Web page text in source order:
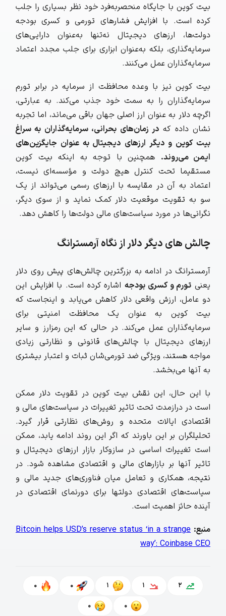
بیت‌ کوین با جایگاه منحصربه‌فرد خود نظر بسیاری را جلب
کرده است. با افزایش فشارهای تورمی و کسری بودجه
دولت‌ها، ارزهای دیجیتال نه‌تنها به‌عنوان دارایی‌های
سرمایه‌گذاری، بلکه به‌عنوان ابزاری برای جلب مجدد اعتماد
سرمایه‌گذاران عمل می‌کنند.
بیت‌ کوین نیز با وعده محافظت از سرمایه در برابر تورم
سرمایه‌گذاران را به سمت خود جذب می‌کند. به عبارتی،
اگرچه دلار به عنوان ارز اصلی جهان باقی می‌ماند، اما تجربه
نشان داده کهدر زمان‌های بحرانی، سرمایه‌گذاران به سراغ
بیت‌ کوین و دیگر ارزهای دیجیتال به عنوان جایگزین‌های
ایمن می‌روند. همچنین با توجه به اینکه بیت‌ کوین
مستقیما تحت کنترل هیچ دولت و مؤسسه‌ای نیست،
اعتماد به آن در مقایسه با ارزهای رسمی می‌تواند از یک
سو به تقویت موقعیت دلار کمک نماید و از سوی دیگر،
نگرانی‌ها در مورد سیاست‌های مالی دولت‌ها را کاهش دهد.
چالش های دیگر دلار از نگاه آرمسترانگ
آرمسترانگ در ادامه به بزرگترین چالش‌های پیش روی دلار
یعنی تورم و کسری بودجهاشاره کرده است. با افزایش این
دو عامل، ارزش واقعی دلار کاهش می‌یابد و اینجاست که
بیت‌ کوین به عنوان یک محافظت امنیتی برای
سرمایه‌گذاران عمل می‌کند. در حالی که این رمزارز و سایر
ارزهای دیجیتال با چالش‌های قانونی و نظارتی زیادی
مواجه هستند، ویژگی ضد تورمی‌شان ثبات و اعتبار بیشتری
به آنها می‌بخشد.
با این حال، این نقش بیت‌ کوین در تقویت دلار ممکن
است در درازمدت تحت تاثیر تغییرات در سیاست‌های مالی و
اقتصادی ایالات متحده و روش‌های نظارتی قرار گیرد.
تحلیلگران بر این باورند که اگر این روند ادامه یابد، ممکن
است تغییرات اساسی در سازوکار بازار ارزهای دیجیتال و
تاثیر آنها بر بازارهای مالی و اقتصادی مشاهده شود. در
نتیجه، همکاری و تعامل میان فناوری‌های جدید مالی و
سیاست‌های اقتصادی دولتها برای دورنمای اقتصادی در
آینده حائز اهمیت است.
منبع: Bitcoin helps USD’s reserve status ‘in a strange
way’: Coinbase CEO
2
1
1
0
0
0
0